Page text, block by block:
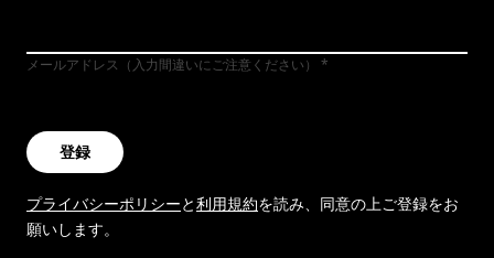
メールアドレス（入力間違いにご注意ください）
登録
プライバシーポリシーと利用規約を読み、同意の上ご登録をお
願いします。